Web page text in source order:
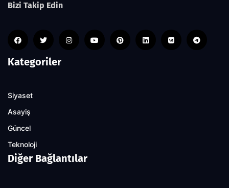
Bizi Takip Edin
Kategoriler
Siyaset
Asayiş
Güncel
Teknoloji
Diğer Bağlantılar